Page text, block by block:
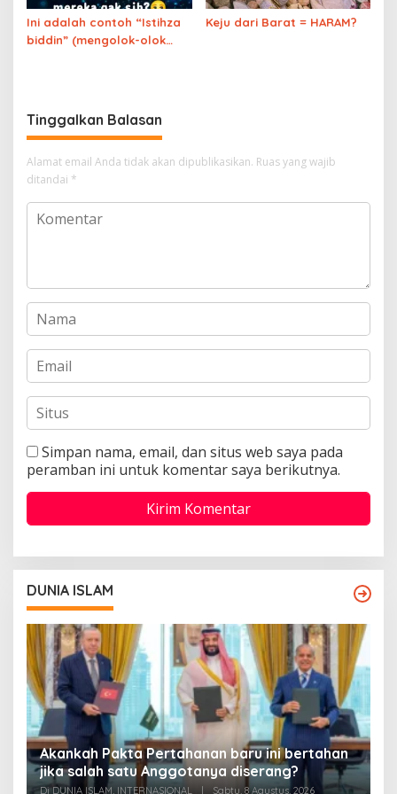
Ini adalah contoh “Istihza
biddin” (mengolok-olok
Keju dari Barat = HARAM?
Tinggalkan Balasan
Alamat email Anda tidak akan dipublikasikan. Ruas yang wajib
ditandai *
Simpan nama, email, dan situs web saya pada
peramban ini untuk komentar saya berikutnya.
DUNIA ISLAM
Akankah Pakta Pertahanan baru ini bertahan
jika salah satu Anggotanya diserang?
Di DUNIA ISLAM, INTERNASIONAL Sabtu, 8 Agustus, 2026